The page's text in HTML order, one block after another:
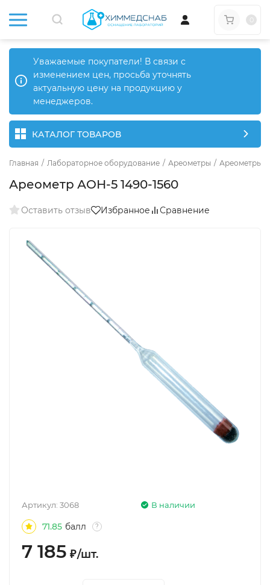
Уважаемые покупатели! В связи с
изменением цен, просьба уточнять
актуальную цену на продукцию у
менеджеров.
КАТАЛОГ ТОВАРОВ
Главная / Лабораторное оборудование / Ареометры / Ареометры
Ареометр АОН-5 1490-1560
Оставить отзыв Избранное Сравнение
В наличии
Артикул: 3068
71.85 балл ?
7 185 ₽/шт.